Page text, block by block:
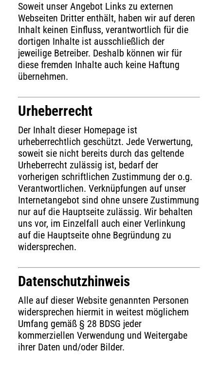
Soweit unser Angebot Links zu externen
Webseiten Dritter enthält, haben wir auf deren
Inhalt keinen Einfluss, verantwortlich für die
dortigen Inhalte ist ausschließlich der
jeweilige Betreiber. Deshalb können wir für
diese fremden Inhalte auch keine Haftung
übernehmen.
Urheberrecht
Der Inhalt dieser Homepage ist
urheberrechtlich geschützt. Jede Verwertung,
soweit sie nicht bereits durch das geltende
Urheberrecht zulässig ist, bedarf der
vorherigen schriftlichen Zustimmung der o.g.
Verantwortlichen. Verknüpfungen auf unser
Internetangebot sind ohne unsere Zustimmung
nur auf die Hauptseite zulässig. Wir behalten
uns vor, im Einzelfall auch einer Verlinkung
auf die Hauptseite ohne Begründung zu
widersprechen.
Datenschutzhinweis
Alle auf dieser Website genannten Personen
widersprechen hiermit in weitest möglichem
Umfang gemäß § 28 BDSG jeder
kommerziellen Verwendung und Weitergabe
ihrer Daten und/oder Bilder.